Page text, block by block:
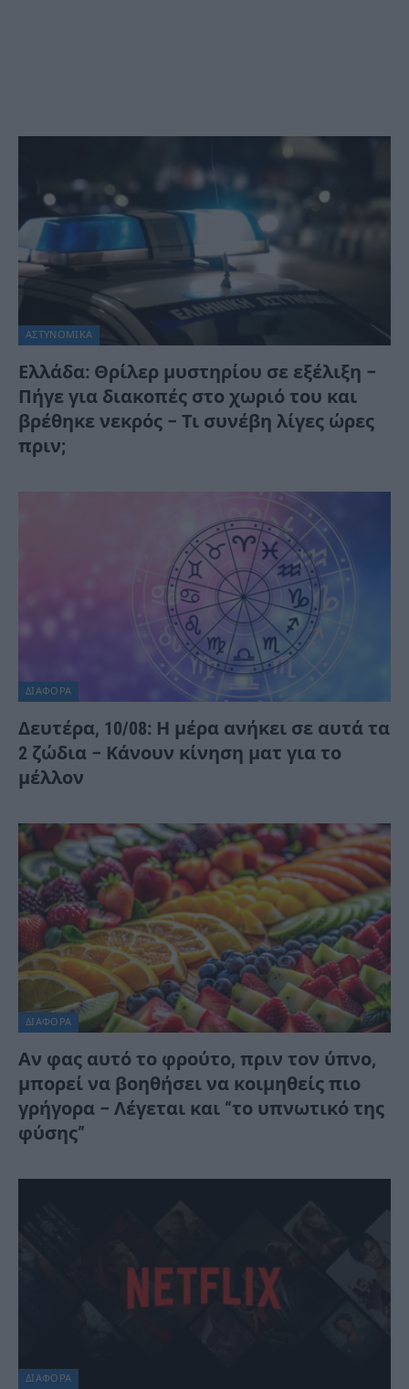
ΑΣΤΥΝΟΜΙΚΑ
Ελλάδα: Θρίλερ μυστηρίου σε εξέλιξη –
Πήγε για διακοπές στο χωριό του και
βρέθηκε νεκρός – Τι συνέβη λίγες ώρες
πριν;
ΔΙΆΦΟΡΑ
Δευτέρα, 10/08: Η μέρα ανήκει σε αυτά τα
2 ζώδια – Κάνουν κίνηση ματ για το
μέλλον
ΔΙΆΦΟΡΑ
Αν φας αυτό το φρούτο, πριν τον ύπνο,
μπορεί να βοηθήσει να κοιμηθείς πιο
γρήγορα – Λέγεται και “το υπνωτικό της
φύσης”
ΔΙΆΦΟΡΑ